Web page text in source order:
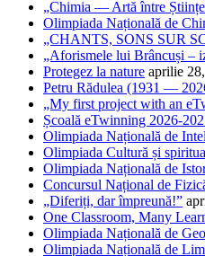
„Chimia — Artă între
Olimpiada Națională de
„CHANTS, SONS SUR
„Aforismele lui Brâncuși –
Protegez la nature aprilie
Petru Rădulea (1931 —
„My first project with an
Școală eTwinning 2026-
Olimpiada Națională de
Olimpiada Cultură și
Olimpiada Națională de
Concursul Național de
„Diferiți, dar împreună!”
One Classroom, Many
Olimpiada Națională de
Olimpiada Națională de